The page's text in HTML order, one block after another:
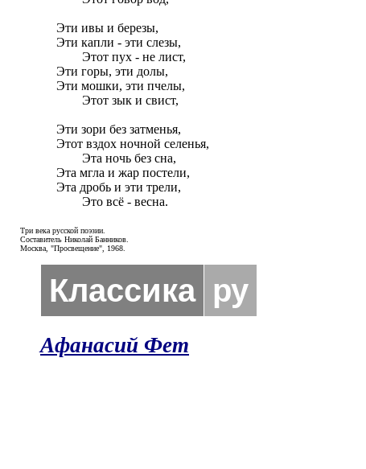
Эти ивы и березы,
Эти капли - эти слезы,
Эти горы, эти долы,
Эти мошки, эти пчелы,
Эти зори без затменья,
Этот вздох ночной селенья,
Эта мгла и жар постели,
Эта дробь и эти трели,
	Это всё - весна.
Три века русской поэзии.
Составитель Николай Банников.
Москва, "Просвещение", 1968.
Классика ру
Афанасий Фет